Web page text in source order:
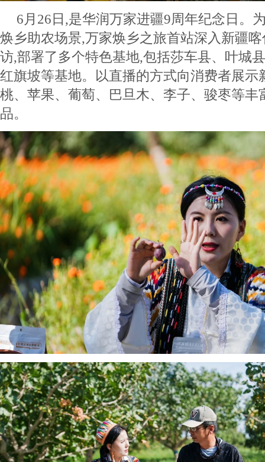
6月26日,是华润万家进疆9周年纪念日。
焕乡助农场景,万家焕乡之旅首站深入新疆
访,部署了多个特色基地,包括莎车县、叶城
红旗坡等基地。以直播的方式向消费者展示
桃、苹果、葡萄、巴旦木、李子、骏枣等丰
品。